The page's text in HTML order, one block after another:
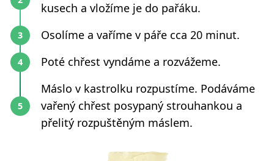
kusech a vložíme je do pařáku.
Osolíme a vaříme v páře cca 20 minut.
Poté chřest vyndáme a rozvážeme.
Máslo v kastrolku rozpustíme. Podáváme
vařený chřest posypaný strouhankou a
přelitý rozpuštěným máslem.